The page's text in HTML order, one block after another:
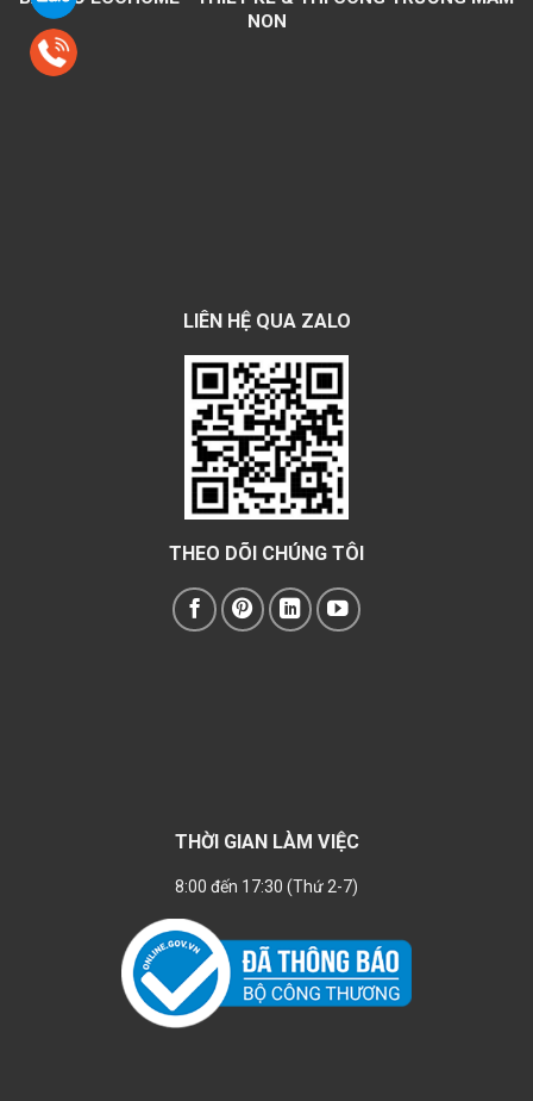
NON
LIÊN HỆ QUA ZALO
THEO DÕI CHÚNG TÔI
THỜI GIAN LÀM VIỆC
8:00 đến 17:30 (Thứ 2-7)